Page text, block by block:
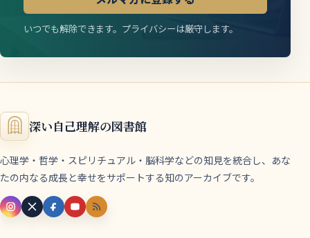
いつでも解除できます。プライバシーは厳守します。
深い自己理解の図書館
心理学・哲学・スピリチュアル・脳科学などの知見を統合し、あな
たの内なる成長と幸せをサポートする知のアーカイブです。